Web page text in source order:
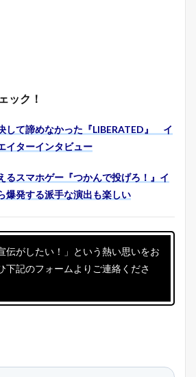
ック！
して諦めなかった『LIBERATED』 イ
イターインタビュー
るスマホゲー『つかんで投げろ！』イ
爆発する派手な演出も楽しい
伝がしたい！」という熱い思いをお
下記のフォームよりご連絡くださ